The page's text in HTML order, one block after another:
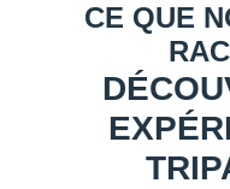
CE QUE